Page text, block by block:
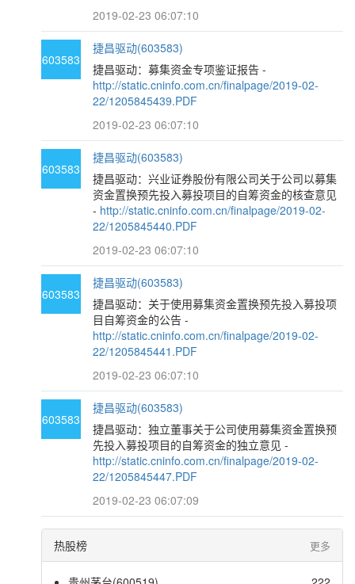
2019-02-23 06:07:10
603583
捷昌驱动(603583)
捷昌驱动：募集资金专项鉴证报告 -
http://static.cninfo.com.cn/finalpage/2019-02-
22/1205845439.PDF
2019-02-23 06:07:10
603583
捷昌驱动(603583)
捷昌驱动：兴业证券股份有限公司关于公司以募集
资金置换预先投入募投项目的自筹资金的核查意见
- http://static.cninfo.com.cn/finalpage/2019-02-
22/1205845440.PDF
2019-02-23 06:07:10
603583
捷昌驱动(603583)
捷昌驱动：关于使用募集资金置换预先投入募投项
目自筹资金的公告 -
http://static.cninfo.com.cn/finalpage/2019-02-
22/1205845441.PDF
2019-02-23 06:07:10
603583
捷昌驱动(603583)
捷昌驱动：独立董事关于公司使用募集资金置换预
先投入募投项目的自筹资金的独立意见 -
http://static.cninfo.com.cn/finalpage/2019-02-
22/1205845447.PDF
2019-02-23 06:07:09
热股榜 更多